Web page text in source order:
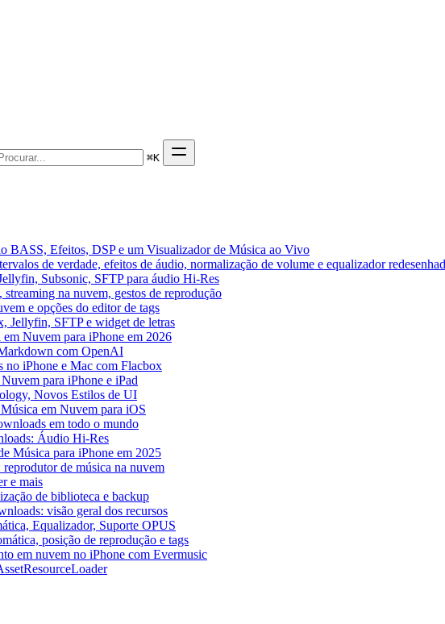
⌘K
BASS, Efeitos, DSP e um Visualizador de Música ao Vivo
de verdade, efeitos de áudio, normalização de volume e equalizador
Subsonic, SFTP para áudio Hi-Res
na nuvem, gestos de reprodução
e opções do editor de tags
Jellyfin, SFTP e widget de letras
Nuvem para iPhone em 2026
com OpenAI
iPhone e Mac com Flacbox
para iPhone e iPad
Novos Estilos de UI
em Nuvem para iOS
em todo o mundo
Áudio Hi-Res
Música para iPhone em 2025
de música na nuvem
e mais
de biblioteca e backup
visão geral dos recursos
Equalizador, Suporte OPUS
posição de reprodução e tags
em nuvem no iPhone com Evermusic